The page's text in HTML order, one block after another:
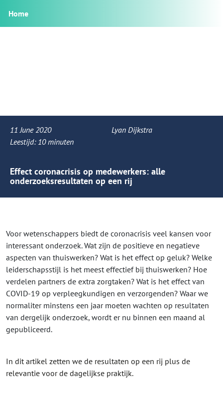
Home
11 June 2020
Lyan Dijkstra
Leestijd: 10 minuten
Effect coronacrisis op medewerkers: alle
onderzoeksresultaten op een rij
Voor wetenschappers biedt de coronacrisis veel kansen voor
interessant onderzoek. Wat zijn de positieve en negatieve
aspecten van thuiswerken? Wat is het effect op geluk? Welke
leiderschapsstijl is het meest effectief bij thuiswerken? Hoe
verdelen partners de extra zorgtaken? Wat is het effect van
COVID-19 op verpleegkundigen en verzorgenden? Waar we
normaliter minstens een jaar moeten wachten op resultaten
van dergelijk onderzoek, wordt er nu binnen een maand al
gepubliceerd.
In dit artikel zetten we de resultaten op een rij plus de
relevantie voor de dagelijkse praktijk.